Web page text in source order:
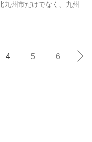
九州市だけでなく、九州
4 5 6